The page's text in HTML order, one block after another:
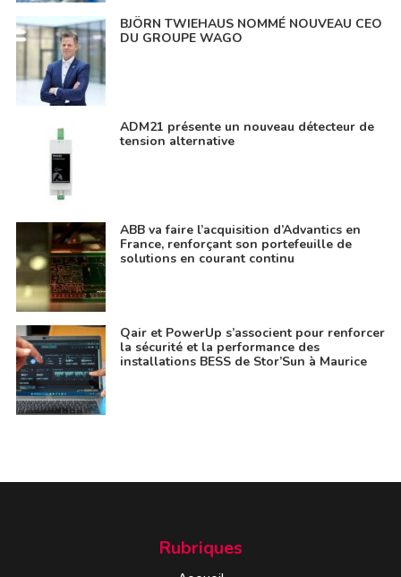
BJÖRN TWIEHAUS NOMMÉ NOUVEAU CEO
DU GROUPE WAGO
ADM21 présente un nouveau détecteur de
tension alternative
ABB va faire l’acquisition d’Advantics en
France, renforçant son portefeuille de
solutions en courant continu
Qair et PowerUp s’associent pour renforcer
la sécurité et la performance des
installations BESS de Stor’Sun à Maurice
Rubriques